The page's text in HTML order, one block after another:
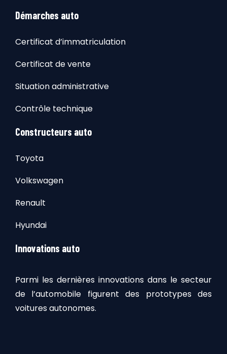
Démarches auto
Certificat d’immatriculation
Certificat de vente
Situation administrative
Contrôle technique
Constructeurs auto
Toyota
Volkswagen
Renault
Hyundai
Innovations auto
Parmi les dernières innovations dans le secteur
de l’automobile figurent des prototypes des
voitures autonomes.